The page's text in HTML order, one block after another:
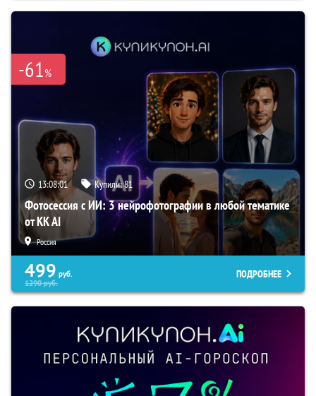
-61%
13:08:00 Купили:81
Фотосессия с ИИ: 3 нейрофотографии в любой тематике
от KK AI
Россия
499 руб.
1290руб.
ПОДРОБНЕЕ